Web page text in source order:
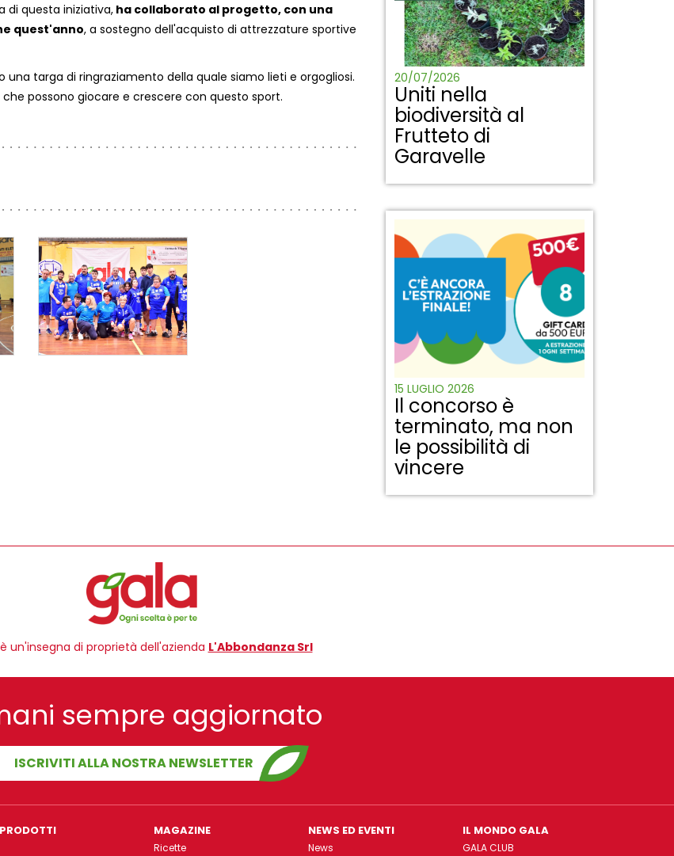
di questa iniziativa, ha collaborato al progetto, con una
quest'anno, a sostegno dell'acquisto di attrezzature sportive
targa di ringraziamento della quale siamo lieti e orgogliosi.
che possono giocare e crescere con questo sport.
20/07/2026
Uniti nella
biodiversità al
Frutteto di
Garavelle
15 LUGLIO 2026
Il concorso è
terminato, ma non
le possibilità di
vincere
un'insegna di proprietà dell'azienda L'Abbondanza Srl
sempre aggiornato
ISCRIVITI ALLA NOSTRA NEWSLETTER
PRODOTTI MAGAZINE
Ricette
NEWS ED EVENTI
News
IL MONDO GALA
GALA CLUB